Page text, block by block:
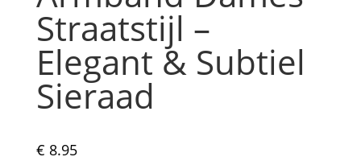
Straatstijl –
Elegant & Subtiel
Sieraad
€ 8.95